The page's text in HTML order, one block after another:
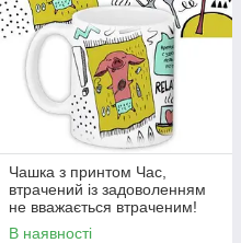
Чашка з принтом Час,
втрачений із задоволенням
не вважається втраченим!
330 мл (KR_PIG031)
В наявності